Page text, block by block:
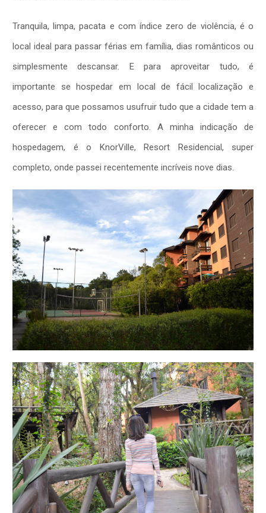
Tranquila, limpa, pacata e com índice zero de violência, é o
local ideal para passar férias em família, dias românticos ou
simplesmente descansar. E para aproveitar tudo, é
importante se hospedar em local de fácil localização e
acesso, para que possamos usufruir tudo que a cidade tem a
oferecer e com todo conforto. A minha indicação de
hospedagem, é o KnorVille, Resort Residencial, super
completo, onde passei recentemente incríveis nove dias.